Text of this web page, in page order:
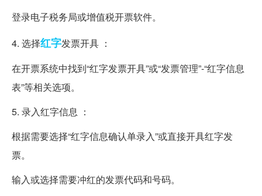
登录电子税务局或增值税开票软件。
4. 选择红字发票开具 ：
在开票系统中找到“红字发票开具”或“发票管理”-“红字信息
表”等相关选项。
5. 录入红字信息 ：
根据需要选择“红字信息确认单录入”或直接开具红字发
票。
输入或选择需要冲红的发票代码和号码。